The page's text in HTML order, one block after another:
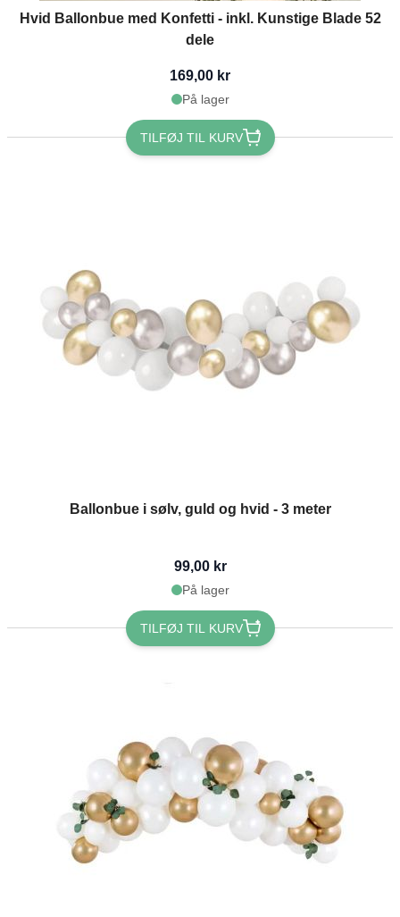
Hvid Ballonbue med Konfetti - inkl. Kunstige Blade 52
dele
169,00 kr
På lager
TILFØJ TIL KURV
Ballonbue i sølv, guld og hvid - 3 meter
99,00 kr
På lager
TILFØJ TIL KURV